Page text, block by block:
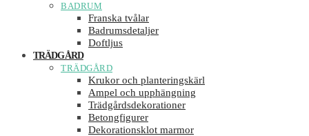
BADRUM
Franska tvålar
Badrumsdetaljer
Doftljus
TRÄDGÅRD
TRÄDGÅRD
Krukor och planteringskärl
Ampel och upphängning
Trädgårdsdekorationer
Betongfigurer
Dekorationsklot marmor